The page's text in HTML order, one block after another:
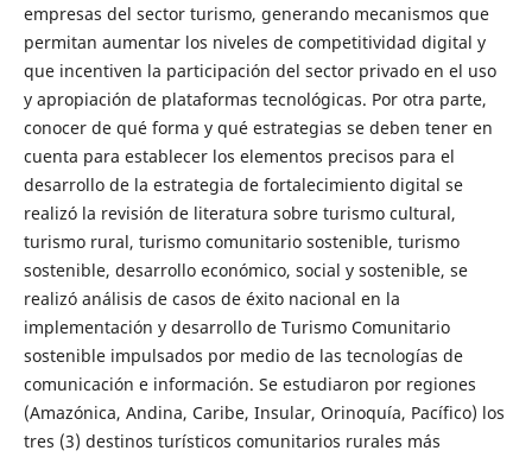
empresas del sector turismo, generando mecanismos que
permitan aumentar los niveles de competitividad digital y
que incentiven la participación del sector privado en el uso
y apropiación de plataformas tecnológicas. Por otra parte,
conocer de qué forma y qué estrategias se deben tener en
cuenta para establecer los elementos precisos para el
desarrollo de la estrategia de fortalecimiento digital se
realizó la revisión de literatura sobre turismo cultural,
turismo rural, turismo comunitario sostenible, turismo
sostenible, desarrollo económico, social y sostenible, se
realizó análisis de casos de éxito nacional en la
implementación y desarrollo de Turismo Comunitario
sostenible impulsados por medio de las tecnologías de
comunicación e información. Se estudiaron por regiones
(Amazónica, Andina, Caribe, Insular, Orinoquía, Pacífico) los
tres (3) destinos turísticos comunitarios rurales más